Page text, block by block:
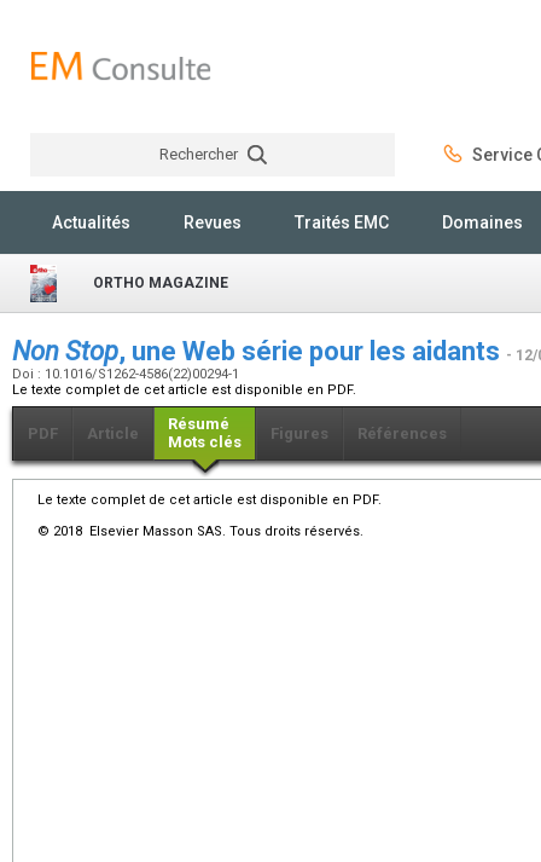
Rechercher Service
Actualités Revues Traités EMC Domaines
ORTHO MAGAZINE
Non Stop, une Web série pour les aidants - 12/
Doi : 10.1016/S1262-4586(22)00294-1
Le texte complet de cet article est disponible en PDF.
PDF Article
Résumé
Mots clés
Figures Références
Le texte complet de cet article est disponible en PDF.
© 2018 Elsevier Masson SAS. Tous droits réservés.